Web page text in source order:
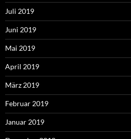
Juli 2019
Juni 2019
Mai 2019
April 2019
März 2019
Februar 2019
Januar 2019